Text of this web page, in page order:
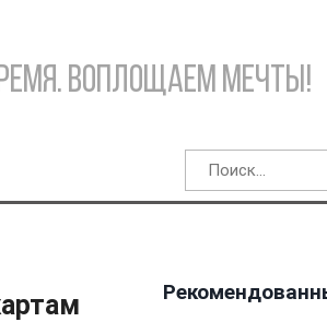
Воплощаем мечты!